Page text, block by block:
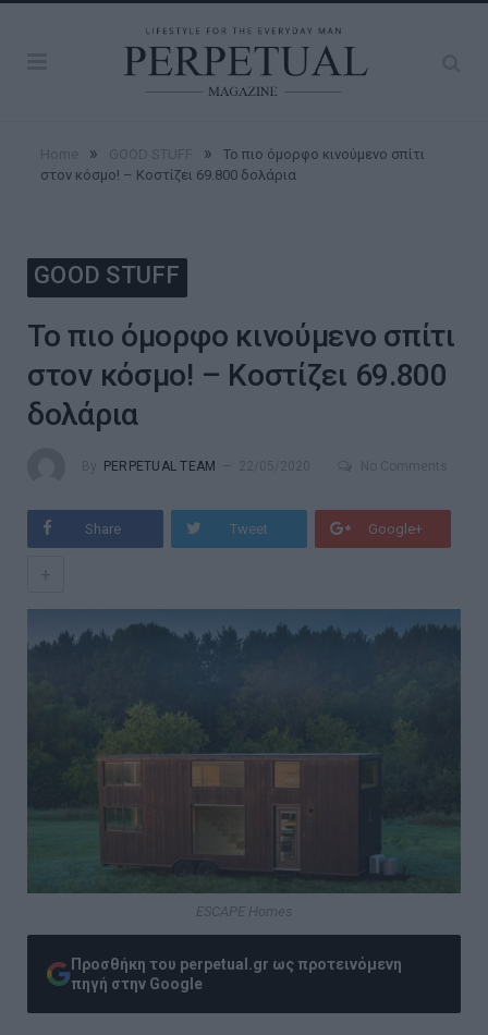
» »
Το πιο όμορφο κινούμενο σπίτι
στον κόσμο! – Κοστίζει 69.800 δολάρια
GOOD STUFF
Το πιο όμορφο κινούμενο σπίτι
στον κόσμο! – Κοστίζει 69.800
δολάρια
PERPETUAL TEAM
Share Tweet Google+
ESCAPE Homes
Προσθήκη του perpetual.gr ως προτεινόμενη
πηγή στην Google